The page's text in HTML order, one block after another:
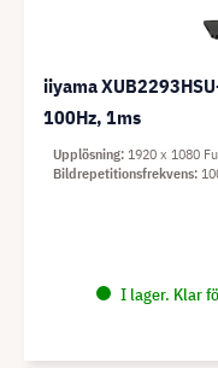
iiyama
100Hz, 1ms
I lager. Klar
Upplösning 1920 x 1080
Bildrepetitionsfrekvens